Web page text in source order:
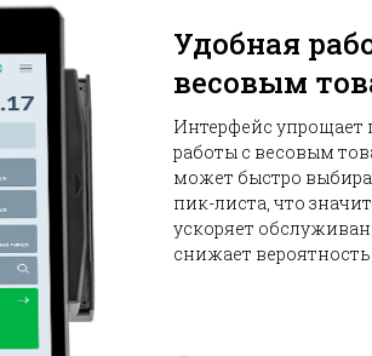
Удобная
весовым
Интерфейс упрощает
работы с весовым
может быстро
пик-листа, что
ускоряет
снижает